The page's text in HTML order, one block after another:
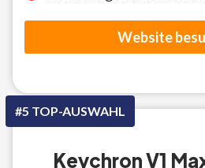
Website
#5 TOP-AUSWAHL
Keychron V1